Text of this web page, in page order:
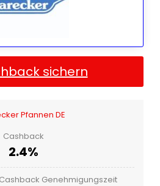
sichern
Pfannen DE
Cashback
2.4%
Genehmigungszeit